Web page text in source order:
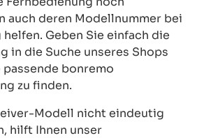
auch deren Modellnummer bei
Geben Sie einfach die
in die Suche unseres Shops
bonremo
zu finden.
Modell nicht eindeutig
hilft Ihnen unser